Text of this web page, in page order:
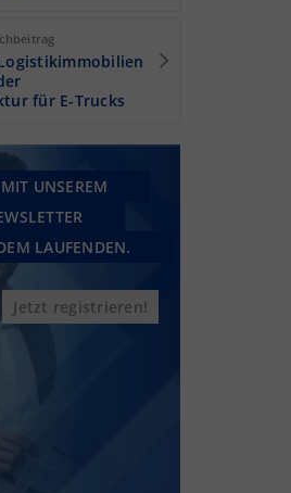
für E-Trucks
UNSEREM
LAUFENDEN.
Jetzt registrieren!